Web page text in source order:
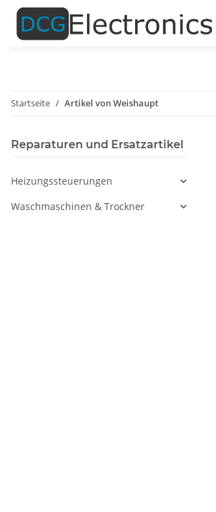
Startseite Artikel von Weishaupt
Reparaturen und Ersatzartikel
Heizungssteuerungen
Waschmaschinen & Trockner